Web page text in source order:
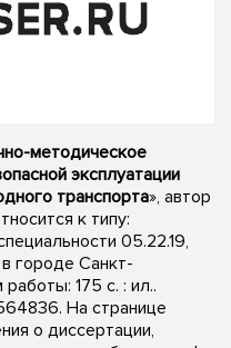
методическое
эксплуатации
транспорта», автор
к типу:
05.22.19,
городе Санкт-
175 с. : ил..
На странице
о диссертации,